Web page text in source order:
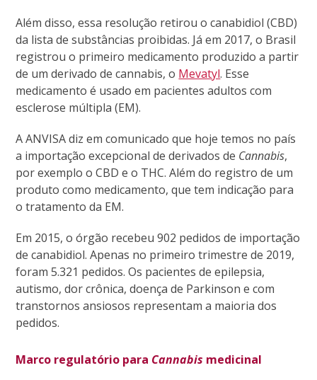
Além disso, essa resolução retirou o canabidiol (CBD)
da lista de substâncias proibidas. Já em 2017, o Brasil
registrou o primeiro medicamento produzido a partir
de um derivado de cannabis, o Mevatyl. Esse
medicamento é usado em pacientes adultos com
esclerose múltipla (EM).
A ANVISA diz em comunicado que hoje temos no país
a importação excepcional de derivados de Cannabis,
por exemplo o CBD e o THC. Além do registro de um
produto como medicamento, que tem indicação para
o tratamento da EM.
Em 2015, o órgão recebeu 902 pedidos de importação
de canabidiol. Apenas no primeiro trimestre de 2019,
foram 5.321 pedidos. Os pacientes de epilepsia,
autismo, dor crônica, doença de Parkinson e com
transtornos ansiosos representam a maioria dos
pedidos.
Marco regulatório para Cannabis medicinal